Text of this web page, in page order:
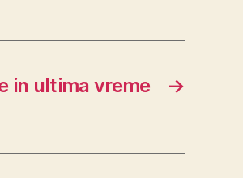
→
in ultima vreme